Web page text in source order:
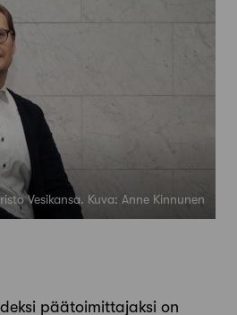
Vesikansa. Kuva: Anne Kinnunen
päätoimittajaksi on